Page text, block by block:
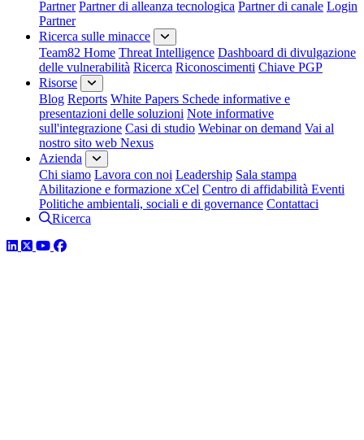
Partner Partner di alleanza tecnologica Partner di canale Login
Partner
Ricerca sulle minacce
Team82 Home Threat Intelligence Dashboard di divulgazione
delle vulnerabilità Ricerca Riconoscimenti Chiave PGP
Risorse
Blog Reports White Papers Schede informative e
presentazioni delle soluzioni Note informative
sull'integrazione Casi di studio Webinar on demand Vai al
nostro sito web Nexus
Azienda
Chi siamo Lavora con noi Leadership Sala stampa
Abilitazione e formazione xCel Centro di affidabilità Eventi
Politiche ambientali, sociali e di governance Contattaci
Ricerca
LinkedIn
TwitterYouTube
Facebook